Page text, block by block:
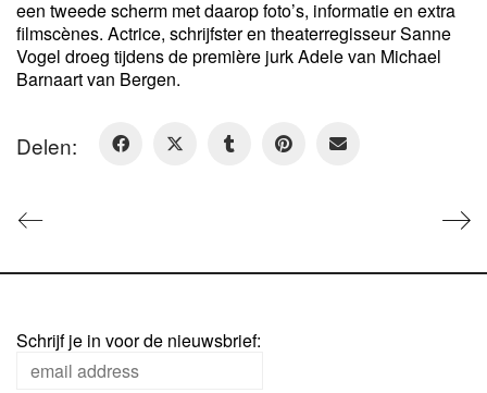
een tweede scherm met daarop foto’s, informatie en extra
filmscènes. Actrice, schrijfster en theaterregisseur Sanne
Vogel droeg tijdens de première jurk Adele van Michael
Barnaart van Bergen.
Delen:
Schrijf je in voor de nieuwsbrief: